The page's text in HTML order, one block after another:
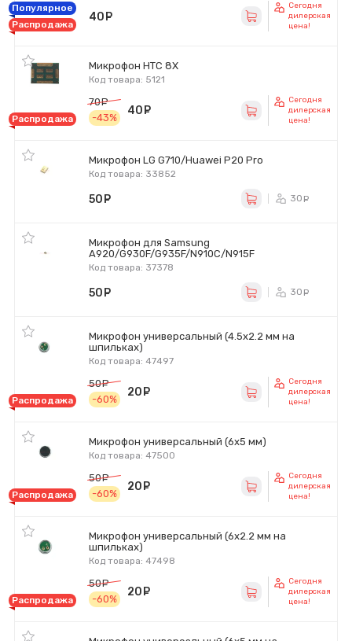
Популярное
Распродажа
40
Сегодня
дилерская
цена!
Микрофон HTC 8X
Код товара: 5121
Распродажа
70
руб.
-43%
40
Сегодня
дилерская
цена!
Микрофон LG G710/Huawei P20 Pro
Код товара: 33852
50 30
Микрофон для Samsung
A920/G930F/G935F/N910C/N915F
Код товара: 37378
50 30
Микрофон универсальный (4.5х2.2 мм на
шпильках)
Код товара: 47497
Распродажа
50
руб.
-60%
20
Сегодня
дилерская
цена!
Микрофон универсальный (6х5 мм)
Код товара: 47500
Распродажа
50
руб.
-60%
20
Сегодня
дилерская
цена!
Микрофон универсальный (6х2.2 мм на
шпильках)
Код товара: 47498
Распродажа
50
руб.
-60%
20
Сегодня
дилерская
цена!